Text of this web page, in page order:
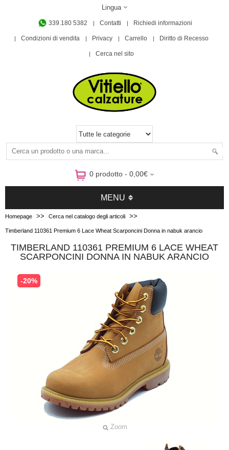
Lingua
339.180 5382 Contatti Richiedi informazioni
Condizioni di vendita Privacy Carrello Diritto di Recesso
Cerca nel sito
0 prodotto - 0,00€
MENU
Homepage >> Cerca nel catalogo degli articoli >>
Timberland 110361 Premium 6 Lace Wheat Scarponcini Donna in nabuk arancio
TIMBERLAND 110361 PREMIUM 6 LACE WHEAT
SCARPONCINI DONNA IN NABUK ARANCIO
Zoom
-20%